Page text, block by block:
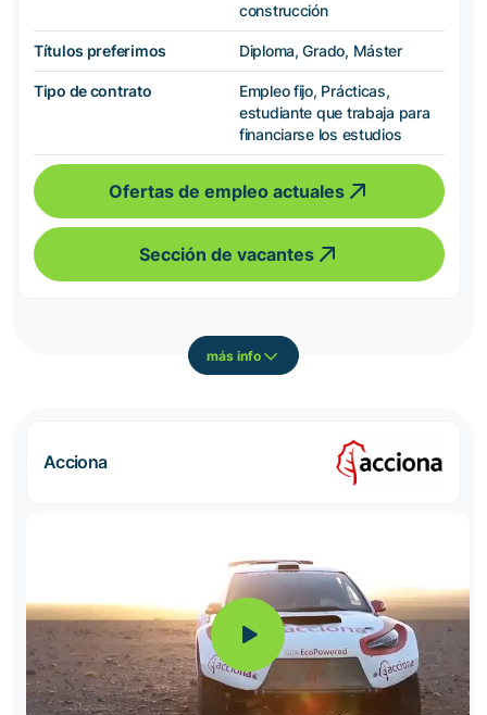
construcción
Títulos preferimos Diploma, Grado, Máster
Tipo de contrato
Empleo fijo, Prácticas,
estudiante que trabaja para
financiarse los estudios
Ofertas de empleo actuales
Sección de vacantes
más info
Acciona